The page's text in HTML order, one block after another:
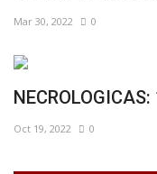
Mar 30, 2022 0
Oct 19, 2022 0